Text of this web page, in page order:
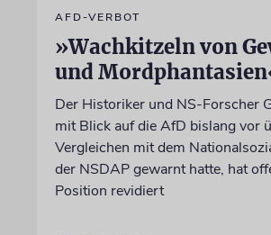
AFD-VERBOT
»Wachkitzeln von
und
Der Historiker und NS-Forscher
mit Blick auf die AfD bislang vor
Vergleichen mit dem
der NSDAP gewarnt hatte, hat
Position revidiert